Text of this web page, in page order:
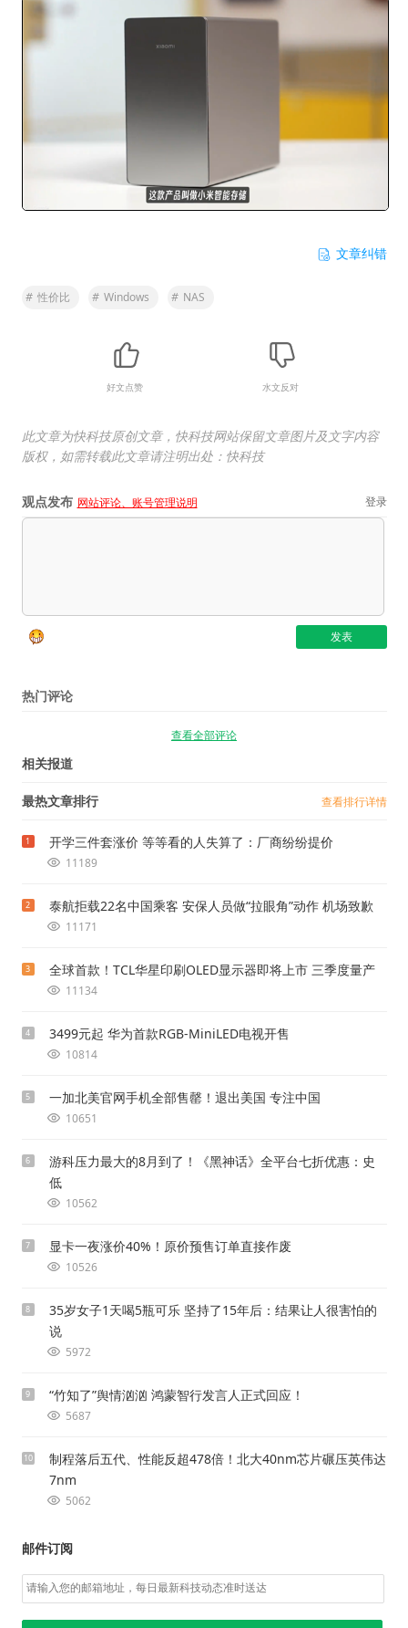
文章纠错
# 性价比 # Windows # NAS
好文点赞 水文反对
此文章为快科技原创文章，快科技网站保留文章图片及文字内容
版权，如需转载此文章请注明出处：快科技
观点发布 网站评论、账号管理说明 登录
热门评论
查看全部评论
相关报道
最热文章排行 查看排行详情
1 开学三件套涨价 等等看的人失算了：厂商纷纷提价
11189
2 泰航拒载22名中国乘客 安保人员做“拉眼角”动作 机场致歉
11171
3 全球首款！TCL华星印刷OLED显示器即将上市 三季度量产
11134
4 3499元起 华为首款RGB-MiniLED电视开售
10814
5 一加北美官网手机全部售罄！退出美国 专注中国
10651
6
游科压力最大的8月到了！《黑神话》全平台七折优惠：史
低
10562
7 显卡一夜涨价40%！原价预售订单直接作废
10526
8
35岁女子1天喝5瓶可乐 坚持了15年后：结果让人很害怕的
说
5972
9 “竹知了”舆情汹汹 鸿蒙智行发言人正式回应！
5687
10
制程落后五代、性能反超478倍！北大40nm芯片碾压英伟达
7nm
5062
邮件订阅